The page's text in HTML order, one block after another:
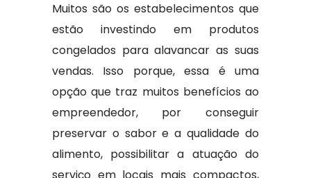
Muitos são os estabelecimentos que
estão investindo em produtos
congelados para alavancar as suas
vendas. Isso porque, essa é uma
opção que traz muitos benefícios ao
empreendedor, por conseguir
preservar o sabor e a qualidade do
alimento, possibilitar a atuação do